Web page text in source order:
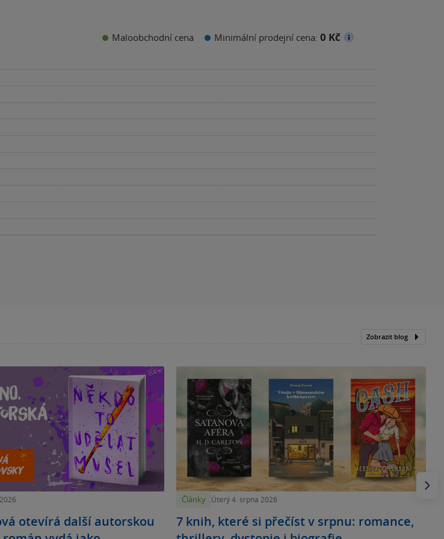
Maloobchodní cena Minimální prodejní cena: 0 Kč
Zobrazit blog
otevírá další autorskou
Články Úterý 4. srpna 2026
7 knih, které si přečíst v srpnu: romance,